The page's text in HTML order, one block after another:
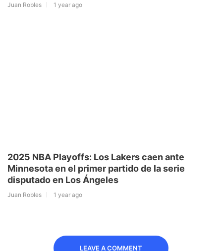
Juan Robles 1 year ago
2025 NBA Playoffs: Los Lakers caen ante
Minnesota en el primer partido de la serie
disputado en Los Ángeles
Juan Robles 1 year ago
LEAVE A COMMENT